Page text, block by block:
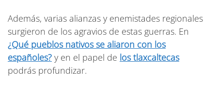
Además, varias alianzas y enemistades regionales
surgieron de los agravios de estas guerras. En
¿Qué pueblos nativos se aliaron con los
españoles? y en el papel de los tlaxcaltecas
podrás profundizar.